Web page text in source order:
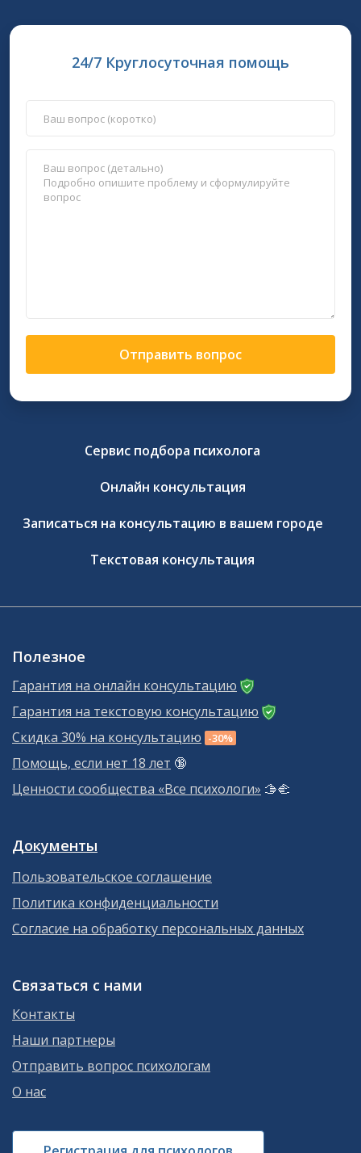
24/7 Круглосуточная помощь
Отправить вопрос
Сервис подбора психолога
Онлайн консультация
Записаться на консультацию в вашем городе
Текстовая консультация
Полезное
Гарантия на онлайн консультацию
Гарантия на текстовую консультацию
Скидка 30% на консультацию -30%
Помощь, если нет 18 лет 🔞
Ценности сообщества «Все психологи» 🫱‍🫲
Документы
Пользовательское соглашение
Политика конфиденциальности
Согласие на обработку персональных данных
Связаться с нами
Контакты
Наши партнеры
Отправить вопрос психологам
О нас